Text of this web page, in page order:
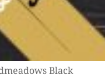
Black